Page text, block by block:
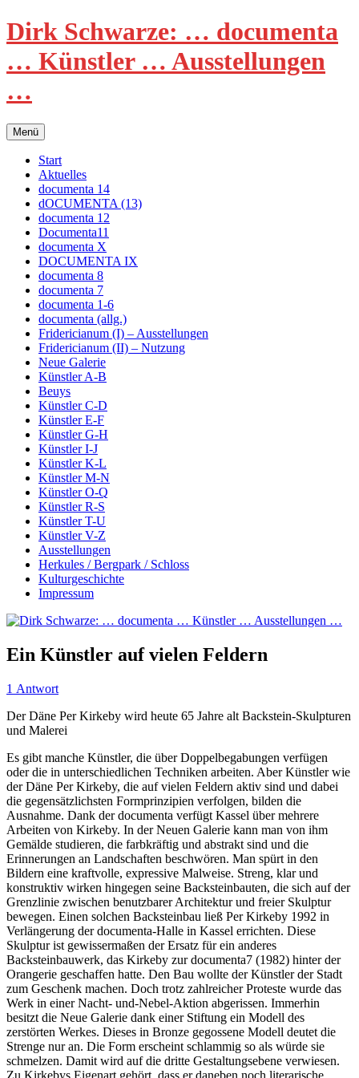
Zum
Inhalt
springen
Dirk Schwarze: … documenta
… Künstler … Ausstellungen
…
Menü
Start
Aktuelles
documenta 14
dOCUMENTA (13)
documenta 12
Documenta11
documenta X
DOCUMENTA IX
documenta 8
documenta 7
documenta 1-6
documenta (allg.)
Fridericianum (I) – Ausstellungen
Fridericianum (II) – Nutzung
Neue Galerie
Künstler A-B
Beuys
Künstler C-D
Künstler E-F
Künstler G-H
Künstler I-J
Künstler K-L
Künstler M-N
Künstler O-Q
Künstler R-S
Künstler T-U
Künstler V-Z
Ausstellungen
Herkules / Bergpark / Schloss
Kulturgeschichte
Impressum
Ein Künstler auf vielen Feldern
1 Antwort
Der Däne Per Kirkeby wird heute 65 Jahre alt Backstein-Skulpturen
und Malerei
Es gibt manche Künstler, die über Doppelbegabungen verfügen
oder die in unterschiedlichen Techniken arbeiten. Aber Künstler wie
der Däne Per Kirkeby, die auf vielen Feldern aktiv sind und dabei
die gegensätzlichsten Formprinzipien verfolgen, bilden die
Ausnahme. Dank der documenta verfügt Kassel über mehrere
Arbeiten von Kirkeby. In der Neuen Galerie kann man von ihm
Gemälde studieren, die farbkräftig und abstrakt sind und die
Erinnerungen an Landschaften beschwören. Man spürt in den
Bildern eine kraftvolle, expressive Malweise. Streng, klar und
konstruktiv wirken hingegen seine Backsteinbauten, die sich auf der
Grenzlinie zwischen benutzbarer Architektur und freier Skulptur
bewegen. Einen solchen Backsteinbau ließ Per Kirkeby 1992 in
Verlängerung der documenta-Halle in Kassel errichten. Diese
Skulptur ist gewissermaßen der Ersatz für ein anderes
Backsteinbauwerk, das Kirkeby zur documenta7 (1982) hinter der
Orangerie geschaffen hatte. Den Bau wollte der Künstler der Stadt
zum Geschenk machen. Doch trotz zahlreicher Proteste wurde das
Werk in einer Nacht- und-Nebel-Aktion abgerissen. Immerhin
besitzt die Neue Galerie dank einer Stiftung ein Modell des
zerstörten Werkes. Dieses in Bronze gegossene Modell deutet die
Strenge nur an. Die Form erscheint schlammig so als würde sie
schmelzen. Damit wird auf die dritte Gestaltungsebene verwiesen.
Zu Kirkebys Eigenart gehört, dass er daneben noch literarische